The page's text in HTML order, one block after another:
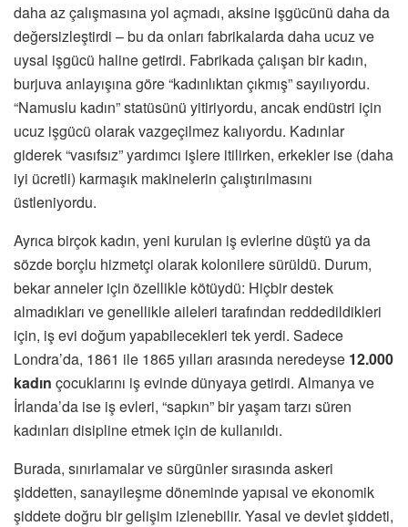
daha az çalışmasına yol açmadı, aksine işgücünü daha da
değersizleştirdi – bu da onları fabrikalarda daha ucuz ve
uysal işgücü haline getirdi. Fabrikada çalışan bir kadın,
burjuva anlayışına göre “kadınlıktan çıkmış” sayılıyordu.
“Namuslu kadın” statüsünü yitiriyordu, ancak endüstri için
ucuz işgücü olarak vazgeçilmez kalıyordu. Kadınlar
giderek “vasıfsız” yardımcı işlere itilirken, erkekler ise (daha
iyi ücretli) karmaşık makinelerin çalıştırılmasını
üstleniyordu.
Ayrıca birçok kadın, yeni kurulan iş evlerine düştü ya da
sözde borçlu hizmetçi olarak kolonilere sürüldü. Durum,
bekar anneler için özellikle kötüydü: Hiçbir destek
almadıkları ve genellikle aileleri tarafından reddedildikleri
için, iş evi doğum yapabilecekleri tek yerdi. Sadece
Londra’da, 1861 ile 1865 yılları arasında neredeyse 12.000
kadın çocuklarını iş evinde dünyaya getirdi. Almanya ve
İrlanda’da ise iş evleri, “sapkın” bir yaşam tarzı süren
kadınları disipline etmek için de kullanıldı.
Burada, sınırlamalar ve sürgünler sırasında askeri
şiddetten, sanayileşme döneminde yapısal ve ekonomik
şiddete doğru bir gelişim izlenebilir. Yasal ve devlet şiddeti,